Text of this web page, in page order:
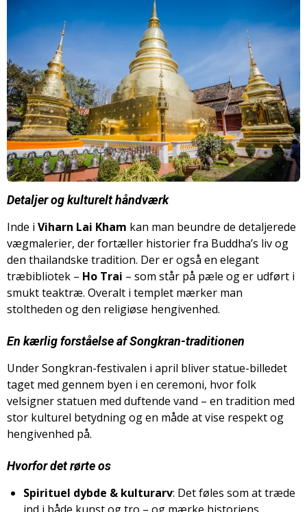
Detaljer og kulturelt håndværk
Inde i Viharn Lai Kham kan man beundre de detaljerede
vægmalerier, der fortæller historier fra Buddha’s liv og
den thailandske tradition. Der er også en elegant
træbibliotek – Ho Trai – som står på pæle og er udført i
smukt teaktræ. Overalt i templet mærker man
stoltheden og den religiøse hengivenhed.
En kærlig forståelse af Songkran-traditionen
Under Songkran-festivalen i april bliver statue-billedet
taget med gennem byen i en ceremoni, hvor folk
velsigner statuen med duftende vand – en tradition med
stor kulturel betydning og en måde at vise respekt og
hengivenhed på.
Hvorfor det rørte os
Spirituel dybde & kulturarv: Det føles som at træde